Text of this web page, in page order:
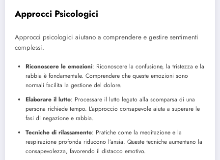
Approcci Psicologici
Approcci psicologici aiutano a comprendere e gestire sentimenti
complessi.
Riconoscere le emozioni: Riconoscere la confusione, la tristezza e la
rabbia è fondamentale. Comprendere che queste emozioni sono
normali facilita la gestione del dolore.
Elaborare il lutto: Processare il lutto legato alla scomparsa di una
persona richiede tempo. L’approccio consapevole aiuta a superare le
fasi di negazione e rabbia.
Tecniche di rilassamento: Pratiche come la meditazione e la
respirazione profonda riducono l’ansia. Queste tecniche aumentano la
consapevolezza, favorendo il distacco emotivo.